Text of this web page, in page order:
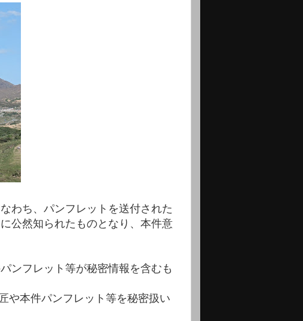
わち、パンフレットを送付された
公然知られたものとなり、本件意
ンフレット等が秘密情報を含むも
や本件パンフレット等を秘密扱い